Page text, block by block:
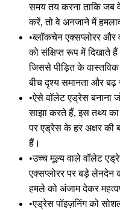
समय तय करना ताकि जब
करें, तो वे अनजाने में
•ब्लॉकचेन एक्सप्लोरर और
को संक्षिप्त रूप में दिखाते
जिससे पीड़ित के
बीच दृश्य समानता और बढ़
•ऐसे वॉलेट एड्रेस बनाना
साझा करते हैं, इस तथ्य का
पर एड्रेस के हर अक्षर
हैं।
•उच्च मूल्य वाले वॉलेट
एक्सप्लोरर पर बड़े लेनदेन
हमले को अंजाम देकर
•एड्रेस पॉइज़निंग को